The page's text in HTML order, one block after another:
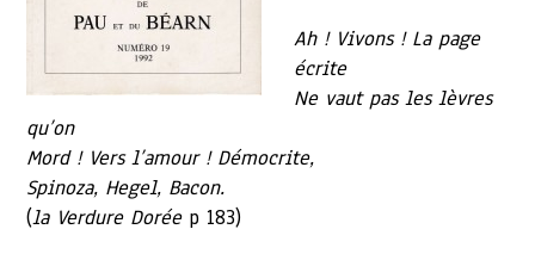
Ah ! Vivons ! La page
écrite
Ne vaut pas les lèvres
qu’on
Mord ! Vers l’amour ! Démocrite,
Spinoza, Hegel, Bacon.
(la Verdure Doréep 183)